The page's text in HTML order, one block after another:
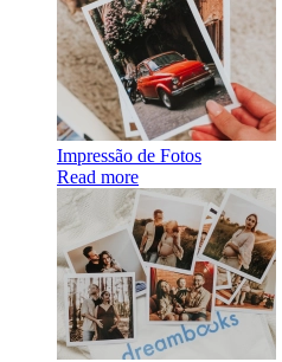
Impressão de Fotos
Read more